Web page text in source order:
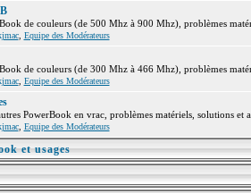
de couleurs (de 500 Mhz à 900 Mhz), problèmes
, Equipe des Modérateurs
de couleurs (de 300 Mhz à 466 Mhz), problèmes
, Equipe des Modérateurs
PowerBook en vrac, problèmes matériels, solutions et
, Equipe des Modérateurs
et usages